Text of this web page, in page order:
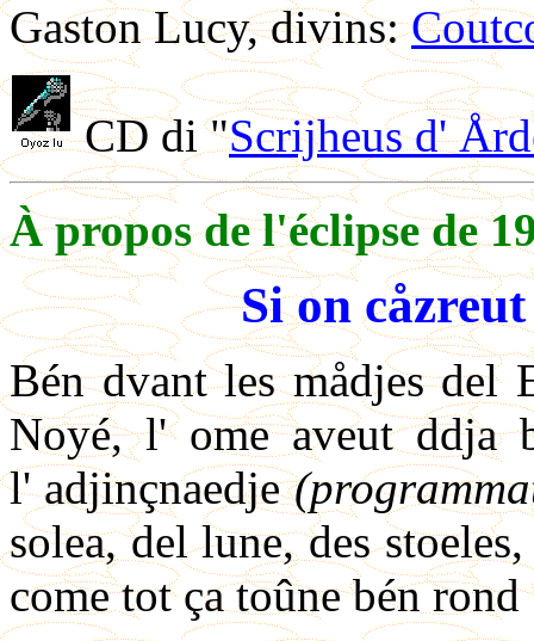
Gaston Lucy, divins:
CD di "Scrijheus d'
À propos de l'éclipse de
Si on
Bén dvant les mådjes del
Noyé, l' ome aveut ddja
l' adjinçnaedje
solea, del lune, des
come tot ça toûne bén rond